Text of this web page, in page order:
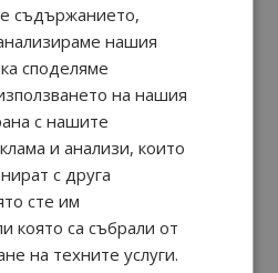
Seductive Red
съдържанието,
нашия
споделяме
на нашия
с нашите
и анализи, които
с друга
сте им
която са събрали от
на техните услуги.